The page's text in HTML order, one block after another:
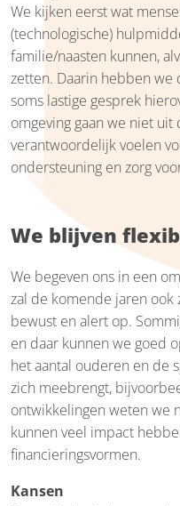
We kijken eerst wat
(technologische)
familie/naasten kunnen,
zetten. Daarin hebben we
soms lastige gesprek
omgeving gaan we niet
verantwoordelijk voelen
ondersteuning en zorg
We blijven
We begeven ons in een
zal de komende jaren ook
bewust en alert op.
en daar kunnen we goed
het aantal ouderen en de
zich meebrengt,
ontwikkelingen weten we
kunnen veel impact
financieringsvormen.
Kansen